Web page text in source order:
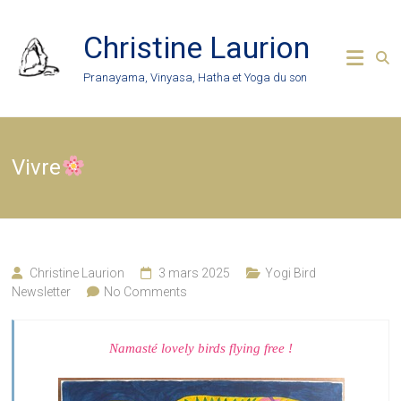
content
Christine Laurion
Pranayama, Vinyasa, Hatha et Yoga du son
Vivre
Christine Laurion 3 mars 2025
Yogi Bird
Newsletter
No Comments
Namasté lovely birds flying free !